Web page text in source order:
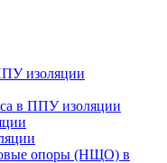
изоляции
в ППУ изоляции
опоры (НЩО) в